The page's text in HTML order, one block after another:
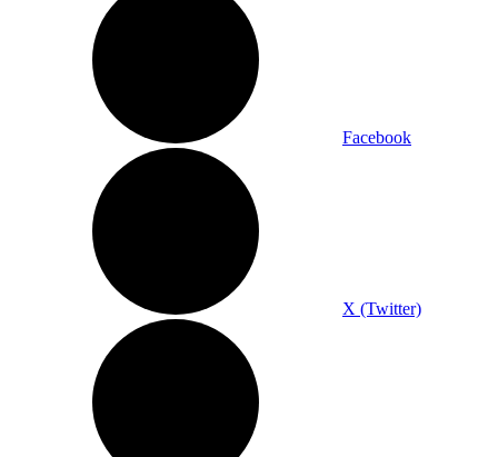
Facebook
X (Twitter)